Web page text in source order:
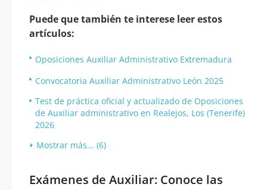
Puede que también te interese leer estos
artículos:
Oposiciones Auxiliar Administrativo Extremadura
Convocatoria Auxiliar Administrativo León 2025
Test de práctica oficial y actualizado de Oposiciones
de Auxiliar administrativo en Realejos, Los (Tenerife)
2026
Mostrar más... (6)
Exámenes de Auxiliar: Conoce las